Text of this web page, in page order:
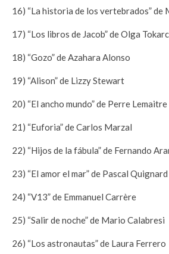
16) “La historia de los vertebrados” de
17) “Los libros de Jacob” de Olga
18) “Gozo” de Azahara Alonso
19) “Alison” de Lizzy Stewart
20) “El ancho mundo” de Perre Lemaitre
21) “Euforia” de Carlos Marzal
22) “Hijos de la fábula” de Fernando
23) “El amor el mar” de Pascal Quignard
24) “V13” de Emmanuel Carrère
25) “Salir de noche” de Mario Calabresi
26) “Los astronautas” de Laura Ferrero